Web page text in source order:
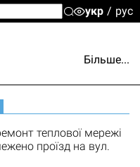
укр рус
Більше...
теплової мережі
проїзд на вул.